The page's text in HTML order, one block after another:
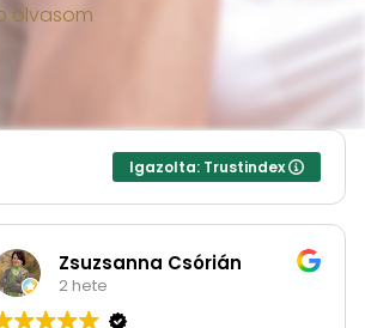
olvasom
Igazolta: Trustindex
Zsuzsanna Csórián
2 hete